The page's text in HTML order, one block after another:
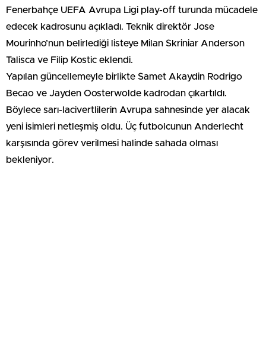
Fenerbahçe UEFA Avrupa Ligi play-off turunda mücadele
edecek kadrosunu açıkladı. Teknik direktör Jose
Mourinho’nun belirlediği listeye Milan Skriniar Anderson
Talisca ve Filip Kostic eklendi.
Yapılan güncellemeyle birlikte Samet Akaydin Rodrigo
Becao ve Jayden Oosterwolde kadrodan çıkartıldı.
Böylece sarı-lacivertlilerin Avrupa sahnesinde yer alacak
yeni isimleri netleşmiş oldu. Üç futbolcunun Anderlecht
karşısında görev verilmesi halinde sahada olması
bekleniyor.